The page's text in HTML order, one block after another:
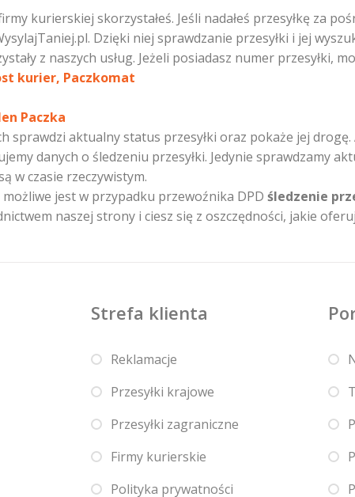
kurierskiej skorzystałeś. Jeśli nadałeś przesyłkę za
Dzięki niej sprawdzanie przesyłki i jej
z naszych usług. Jeżeli posiadasz numer przesyłki,
kurier, Paczkomat
Paczka
sprawdzi aktualny status przesyłki oraz pokaże jej
danych o śledzeniu przesyłki. Jedynie sprawdzamy
w czasie rzeczywistym.
jest w przypadku przewoźnika DPD śledzenie
naszej strony i ciesz się z oszczędności, jakie
Strefa klienta
Reklamacje
Przesyłki krajowe
Przesyłki zagraniczne
Firmy kurierskie
Polityka prywatności